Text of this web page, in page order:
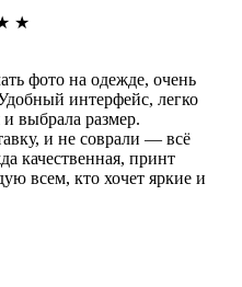
★
фото на одежде, очень
интерфейс, легко
и выбрала размер.
и не соврали — всё
качественная, принт
всем, кто хочет яркие и